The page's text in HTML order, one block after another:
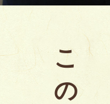
こ
の